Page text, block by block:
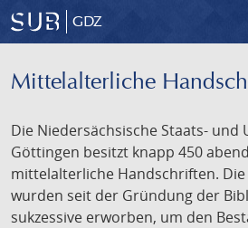
GDZ
Mittelalterliche
Die Niedersächsische Staats-
Göttingen besitzt knapp 450
mittelalterliche Handschriften.
wurden seit der Gründung der
sukzessive erworben, um den